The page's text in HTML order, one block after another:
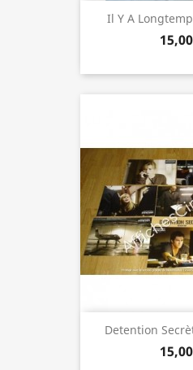
Il Y A
Detention